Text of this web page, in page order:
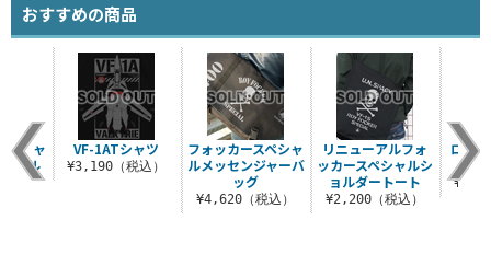
おすすめの商品
フォッカースペシャ
ルメッセンジャーバ
ッグ
¥4,620（税込）
リニューアルフォ
ッカースペシャルシ
ョルダートート
¥2,200（税込）
ロイ
コ
ペシャ
ホル
VF-1ATシャツ
¥3,190（税込）